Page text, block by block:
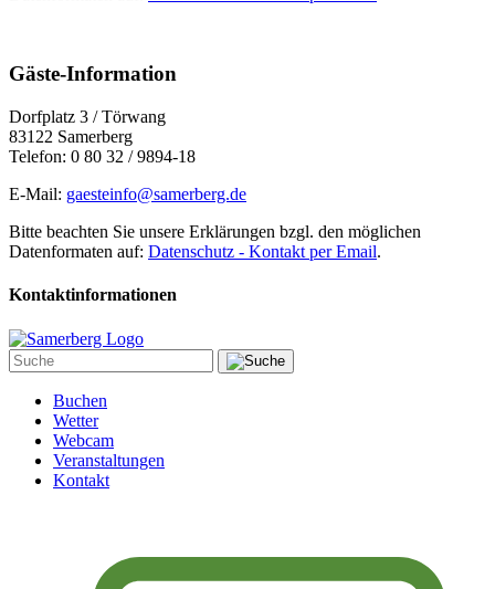
Gäste-Information
Dorfplatz 3 / Törwang
83122 Samerberg
Telefon: 0 80 32 / 9894-18
E-Mail: gaesteinfo@samerberg.de
Bitte beachten Sie unsere Erklärungen bzgl. den möglichen
Datenformaten auf: Datenschutz - Kontakt per Email.
Kontaktinformationen
Buchen
Wetter
Webcam
Veranstaltungen
Kontakt